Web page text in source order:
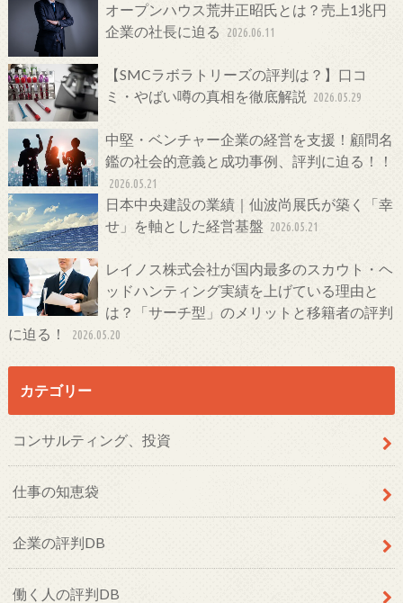
オープンハウス荒井正昭氏とは？売上1兆円
企業の社長に迫る
2026.06.11
【SMCラボラトリーズの評判は？】口コ
ミ・やばい噂の真相を徹底解説
2026.05.29
中堅・ベンチャー企業の経営を支援！顧問名
鑑の社会的意義と成功事例、評判に迫る！！
2026.05.21
日本中央建設の業績｜仙波尚展氏が築く「幸
せ」を軸とした経営基盤 2026.05.21
レイノス株式会社が国内最多のスカウト・ヘ
ッドハンティング実績を上げている理由と
は？「サーチ型」のメリットと移籍者の評判
に迫る！
2026.05.20
カテゴリー
コンサルティング、投資
仕事の知恵袋
企業の評判DB
働く人の評判DB